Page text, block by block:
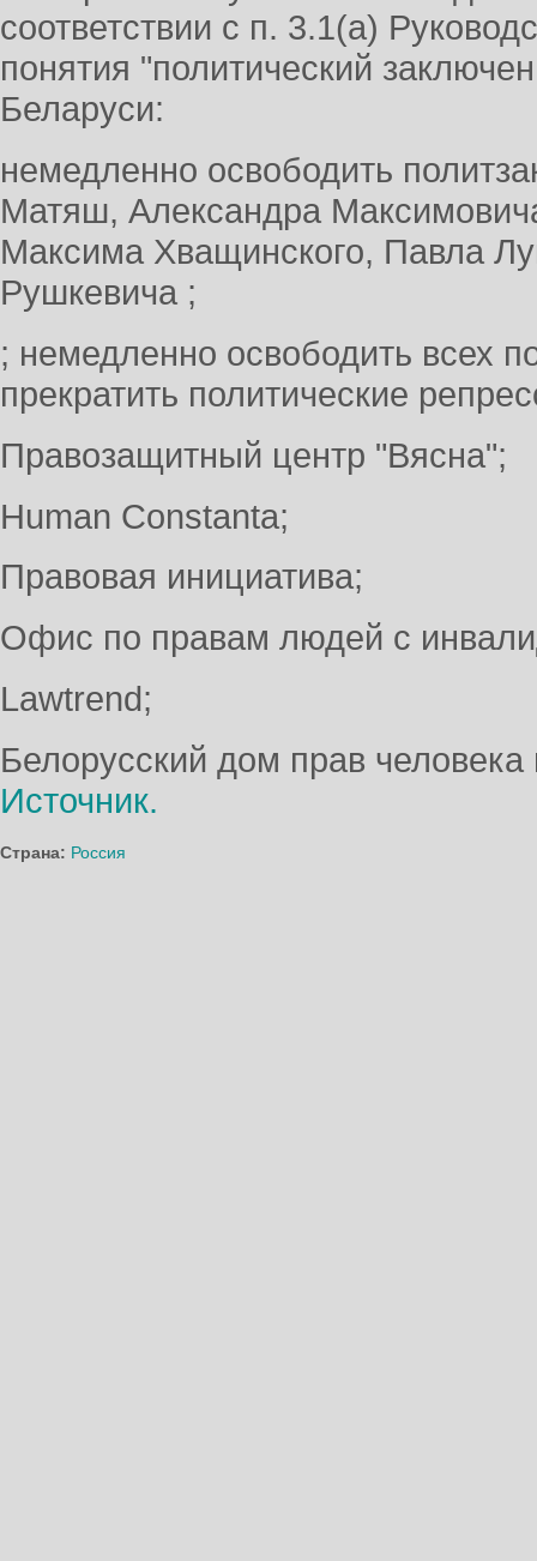
соответствии с п. 3.1(а)
понятия "политический
Беларуси:
немедленно освободить
Матяш, Александра
Максима Хващинского, Павла
Рушкевича ;
; немедленно освободить всех
прекратить политические
Правозащитный центр "Вясна";
Human Constanta;
Правовая инициатива;
Офис по правам людей с
Lawtrend;
Белорусский дом прав
Источник.
Страна: Россия